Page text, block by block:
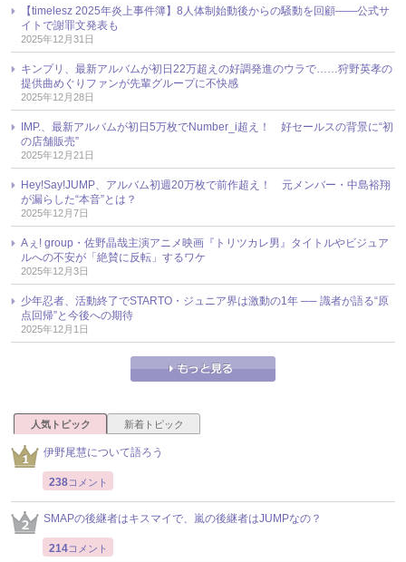
【timelesz 2025年炎上事件簿】8人体制始動後からの騒動を回顧――公式サ
イトで謝罪文発表も
2025年12月31日
キンプリ、最新アルバムが初日22万超えの好調発進のウラで……狩野英孝の
提供曲めぐりファンが先輩グループに不快感
2025年12月28日
IMP.、最新アルバムが初日5万枚でNumber_i超え！ 好セールスの背景に“初
の店舗販売”
2025年12月21日
Hey!Say!JUMP、アルバム初週20万枚で前作超え！ 元メンバー・中島裕翔
が漏らした“本音”とは？
2025年12月7日
Aぇ! group・佐野晶哉主演アニメ映画『トリツカレ男』タイトルやビジュア
ルへの不安が「絶賛に反転」するワケ
2025年12月3日
少年忍者、活動終了でSTARTO・ジュニア界は激動の1年 ── 識者が語る“原
点回帰”と今後への期待
2025年12月1日
人気トピック 新着トピック
伊野尾慧について語ろう
238コメント
SMAPの後継者はキスマイで、嵐の後継者はJUMPなの？
214コメント